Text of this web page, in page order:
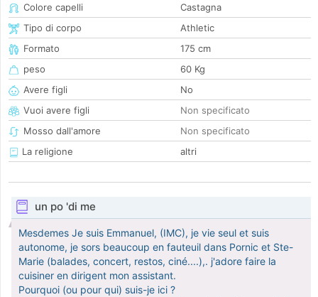
Colore capelli
Castagna
Tipo di corpo
Athletic
Formato
175 cm
peso
60 Kg
Avere figli
No
Vuoi avere figli
Non specificato
Mosso dall'amore
Non specificato
La religione
altri
un po 'di me
Mesdemes Je suis Emmanuel, (IMC), je vie seul et suis
autonome, je sors beaucoup en fauteuil dans Pornic et Ste-
Marie (balades, concert, restos, ciné....),. j'adore faire la
cuisiner en dirigent mon assistant.
Pourquoi (ou pour qui) suis-je ici ?